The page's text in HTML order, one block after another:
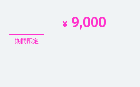
¥ 9,000
期間限定